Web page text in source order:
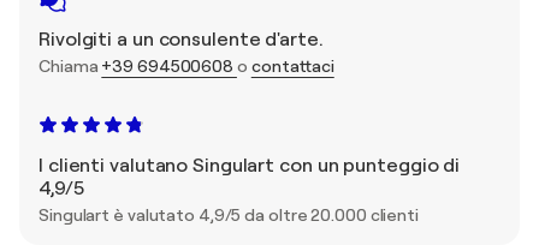
Rivolgiti a un consulente d'arte.
Chiama +39 694500608 o contattaci
I clienti valutano Singulart con un punteggio di
4,9/5
Singulart è valutato 4,9/5 da oltre 20.000 clienti